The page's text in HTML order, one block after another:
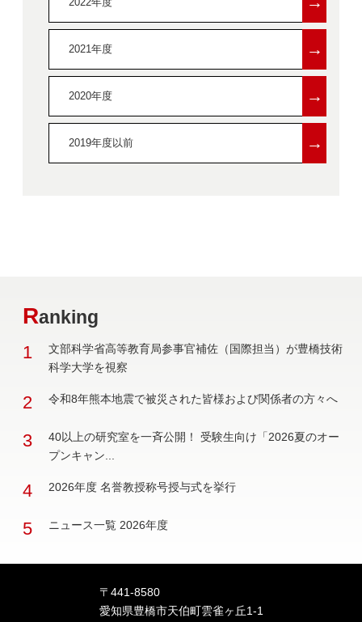
2021年度 →
2020年度 →
2019年度以前 →
Ranking
1
文部科学省高等教育局参事官補佐（国際担当）が豊橋技術
科学大学を視察
2 令和8年熊本地震で被災された皆様および関係者の方々へ
3
40以上の研究室を一斉公開！ 受験生向け「2026夏のオー
プンキャン...
4 2026年度 名誉教授称号授与式を挙行
5 ニュース一覧 2026年度
〒441-8580
愛知県豊橋市天伯町雲雀ヶ丘1-1